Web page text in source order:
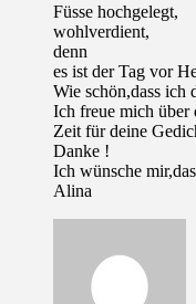
Füsse hochgelegt,
wohlverdient,
denn
es ist der Tag vor
Wie schön,dass ich
Ich freue mich über
Zeit für deine
Danke !
Ich wünsche
Alina